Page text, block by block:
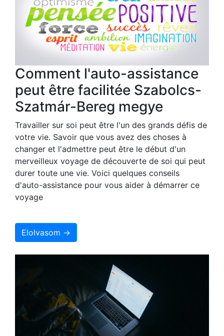
Comment l'auto-assistance
peut être facilitée Szabolcs-
Szatmár-Bereg megye
Travailler sur soi peut être l'un des grands défis de
votre vie. Savoir que vous avez des choses à
changer et l'admettre peut être le début d'un
merveilleux voyage de découverte de soi qui peut
durer toute une vie. Voici quelques conseils
d'auto-assistance pour vous aider à démarrer ce
voyage
Elolvasom →